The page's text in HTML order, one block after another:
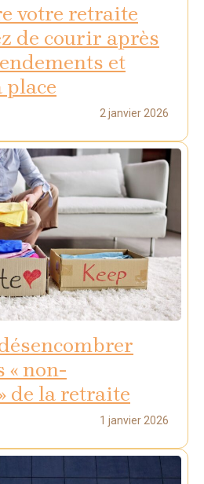
votre retraite
de courir après
et
place
2 janvier 2026
« non-
de la retraite
1 janvier 2026